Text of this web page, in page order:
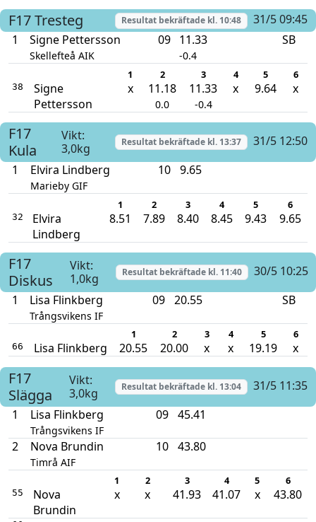
F17Tresteg Resultat bekräftade kl. 10:48
31/5 09:45
1
Signe Pettersson
Skellefteå AIK
09 11.33
-0.4
SB
1 2 3 4 5 6
38
Signe
Pettersson
x 11.18
0.0
11.33
-0.4
x 9.64 x
F17
Kula
Vikt:
3,0kg
Resultat bekräftade kl. 13:37
31/5 12:50
1
Elvira Lindberg
Marieby GIF
10 9.65
1 2 3 4 5 6
32
Elvira
Lindberg
8.51 7.89 8.40 8.45 9.43 9.65
F17
Diskus
Vikt:
1,0kg
Resultat bekräftade kl.11:40
30/5 10:25
1
Lisa Flinkberg
Trångsvikens IF
09 20.55 SB
1 2 3 4 5 6
66 Lisa Flinkberg 20.55 20.00 x x 19.19 x
F17
Slägga
Vikt:
3,0kg
Resultat bekräftade kl. 13:04
31/5 11:35
1
Lisa Flinkberg
Trångsvikens IF
09 45.41
2 Nova Brundin
Timrå AIF
10 43.80
1 2 3 4 5 6
55
Nova
Brundin
x x 41.93 41.07 x 43.80